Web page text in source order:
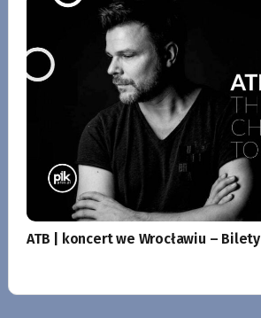
ATB | koncert we Wrocławiu – Bilety